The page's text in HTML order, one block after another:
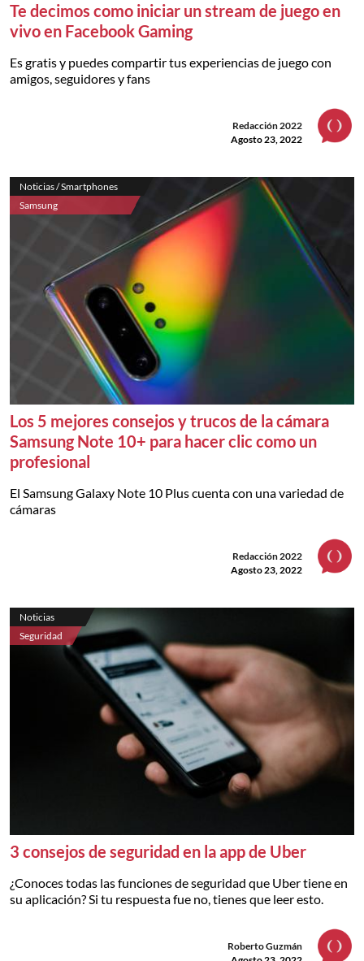
Te decimos como iniciar un stream de juego en
vivo en Facebook Gaming
Es gratis y puedes compartir tus experiencias de juego con
amigos, seguidores y fans
Redacción 2022
Agosto 23, 2022
Noticias / Smartphones
Samsung
Los 5 mejores consejos y trucos de la cámara
Samsung Note 10+ para hacer clic como un
profesional
El Samsung Galaxy Note 10 Plus cuenta con una variedad de
cámaras
Redacción 2022
Agosto 23, 2022
Noticias
Seguridad
3 consejos de seguridad en la app de Uber
¿Conoces todas las funciones de seguridad que Uber tiene en
su aplicación? Si tu respuesta fue no, tienes que leer esto.
Roberto Guzmán